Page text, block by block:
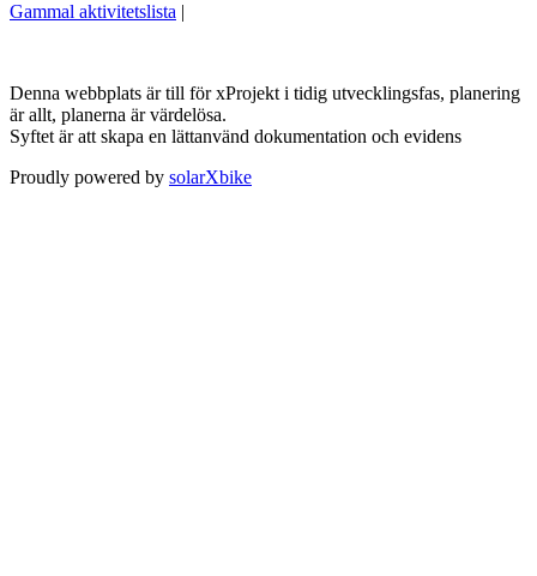
Gammal aktivitetslista |
Denna webbplats är till för xProjekt i tidig utvecklingsfas, planering
är allt, planerna är värdelösa.
Syftet är att skapa en lättanvänd dokumentation och evidens
Proudly powered by solarXbike